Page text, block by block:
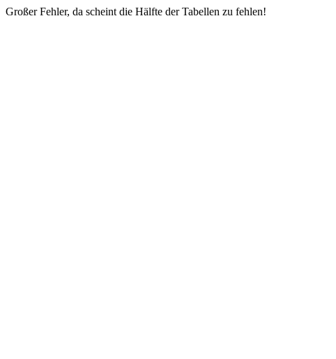
Großer Fehler, da scheint die Hälfte der Tabellen zu fehlen!